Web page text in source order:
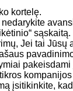
kortelę.
sąskaitą.
Jei tai
įsitikinkite,